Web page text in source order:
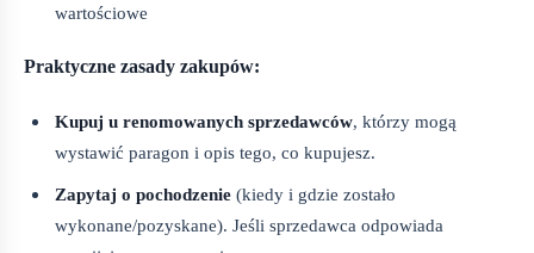
wartościowe
Praktyczne zasady zakupów:
Kupuj u renomowanych sprzedawców, którzy mogą
wystawić paragon i opis tego, co kupujesz.
Zapytaj o pochodzenie (kiedy i gdzie zostało
wykonane/pozyskane). Jeśli sprzedawca odpowiada